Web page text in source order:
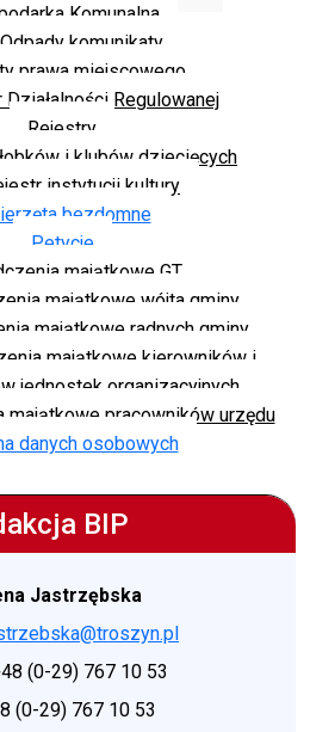
Komunalna
Odpady komunikaty
prawa miejscowego
Działalności Regulowanej
Rejestry
i klubów dziecięcych
instytucji kultury
bezdomne
Petycje
majątkowe GT
majątkowe wójta gminy
majątkowe radnych gminy
majątkowe kierowników i
jednostek organizacyjnych
majątkowe pracowników urzędu
danych osobowych
BIP
Jastrzębska
(0-29) 767 10 53
(0-29) 767 10 53